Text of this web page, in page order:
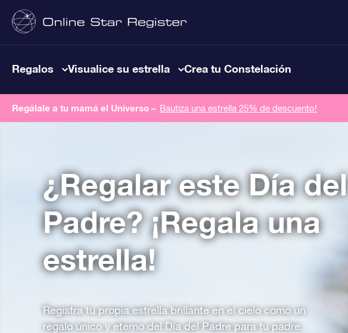
Regalos Visualice su estrella Crea tu Constelación
Regálale a tu mamá el Universo – Bautiza una estrella 25% de descuento!
¿Regalar este Día del
Padre? ¡Regala una
estrella!
Registra tu propia estrella brillante en el cielo como un
regalo único y eterno del Día del Padre para tu padre.